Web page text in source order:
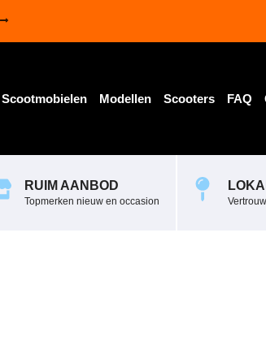
Scootmobielen Modellen Scooters FAQ
RUIM AANBOD
Topmerken nieuw en occasion